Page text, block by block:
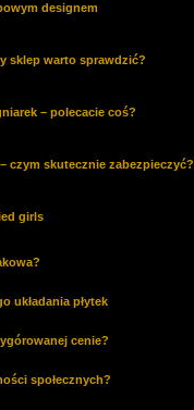
designem
sklep warto sprawdzić?
– polecacie coś?
czym skutecznie zabezpieczyć?
girls
układania płytek
cenie?
społecznych?